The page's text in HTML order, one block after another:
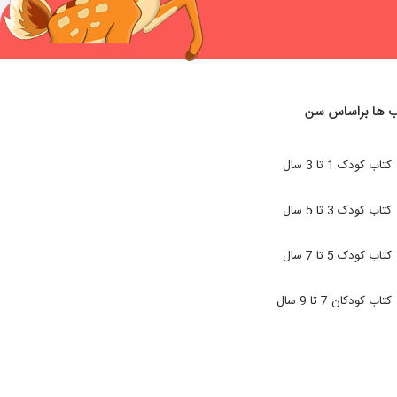
ها براساس سن
کتاب کودک 1 تا 3 سال
کتاب کودک 3 تا 5 سال
کتاب کودک 5 تا 7 سال
کتاب کودکان 7 تا 9 سال